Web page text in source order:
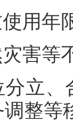
使用
灾害
分立
整等